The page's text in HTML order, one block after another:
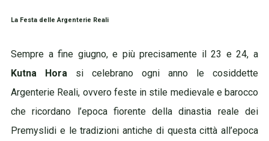
La Festa delle Argenterie Reali
Sempre a fine giugno, e più precisamente il 23 e 24, a
Kutna Hora si celebrano ogni anno le cosiddette
Argenterie Reali, ovvero feste in stile medievale e barocco
che ricordano l’epoca fiorente della dinastia reale dei
Premyslidi e le tradizioni antiche di questa città all’epoca